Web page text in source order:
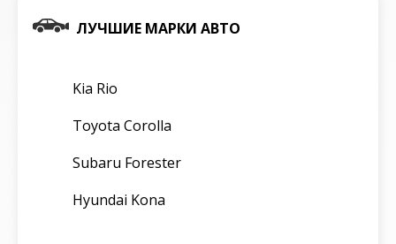
ЛУЧШИЕ МАРКИ АВТО
Kia Rio
Toyota Corolla
Subaru Forester
Hyundai Kona